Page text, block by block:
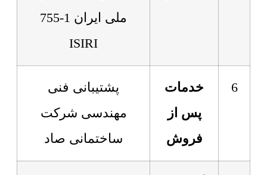
ملی ایران 1-755
ISIRI
6
خدمات
پس از
فروش
پشتیبانی فنی
مهندسی شرکت
ساختمانی صاد